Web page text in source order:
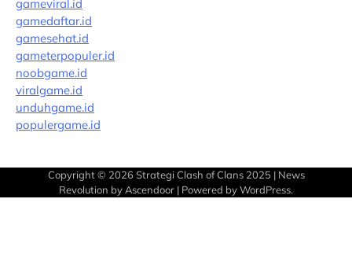
gameviral.id
gamedaftar.id
gamesehat.id
gameterpopuler.id
noobgame.id
viralgame.id
unduhgame.id
populergame.id
Copyright © 2026 Strategi Clash of Clans 2025| News
Revolution by Ascendoor | Powered byWordPress.